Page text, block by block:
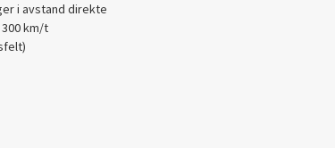
i avstand direkte
km/t